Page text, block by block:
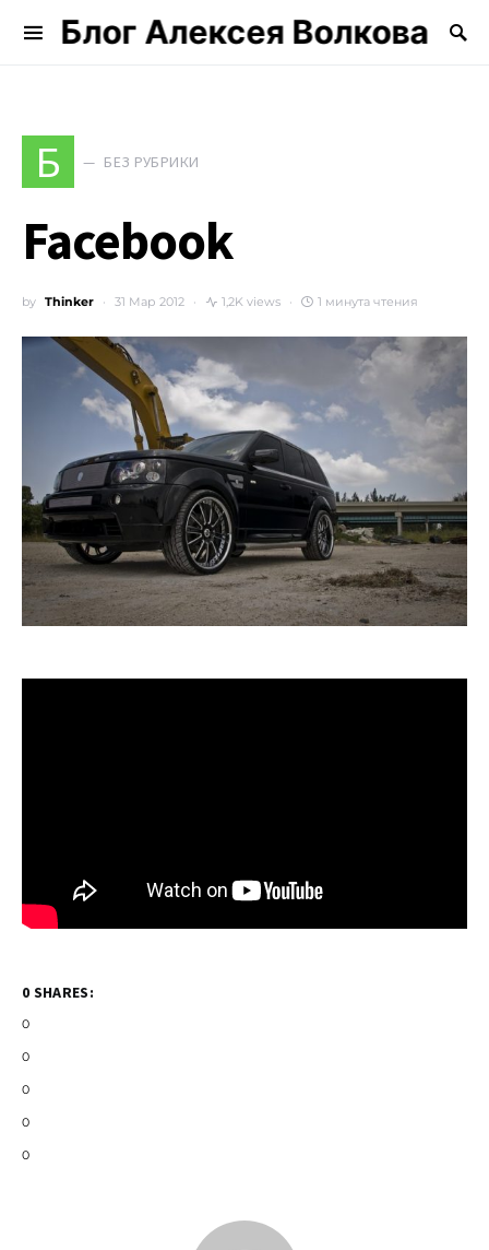
Блог Алексея Волкова
Search for:
Б БЕЗ РУБРИКИ
Facebook
by Thinker 31 Мар 2012 1,2K views 1 минута чтения
0 SHARES:
0
0
0
0
0